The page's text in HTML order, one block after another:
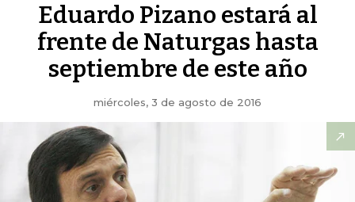
Eduardo Pizano estará al
frente de Naturgas hasta
septiembre de este año
miércoles, 3 de agosto de 2016